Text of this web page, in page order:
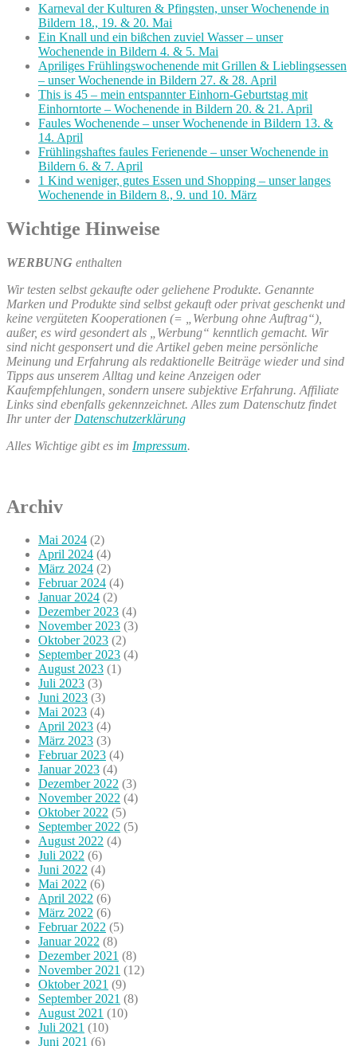
Karneval der Kulturen & Pfingsten, unser Wochenende in
Bildern 18., 19. & 20. Mai
Ein Knall und ein bißchen zuviel Wasser – unser
Wochenende in Bildern 4. & 5. Mai
Apriliges Frühlingswochenende mit Grillen & Lieblingsessen
– unser Wochenende in Bildern 27. & 28. April
This is 45 – mein entspannter Einhorn-Geburtstag mit
Einhorntorte – Wochenende in Bildern 20. & 21. April
Faules Wochenende – unser Wochenende in Bildern 13. &
14. April
Frühlingshaftes faules Ferienende – unser Wochenende in
Bildern 6. & 7. April
1 Kind weniger, gutes Essen und Shopping – unser langes
Wochenende in Bildern 8., 9. und 10. März
Wichtige Hinweise
WERBUNG enthalten
Wir testen selbst gekaufte oder geliehene Produkte. Genannte
Marken und Produkte sind selbst gekauft oder privat geschenkt und
keine vergüteten Kooperationen (= „Werbung ohne Auftrag“),
außer, es wird gesondert als „Werbung“ kenntlich gemacht. Wir
sind nicht gesponsert und die Artikel geben meine persönliche
Meinung und Erfahrung als redaktionelle Beiträge wieder und sind
Tipps aus unserem Alltag und keine Anzeigen oder
Kaufempfehlungen, sondern unsere subjektive Erfahrung. Affiliate
Links sind ebenfalls gekennzeichnet. Alles zum Datenschutz findet
Ihr unter der Datenschutzerklärung
Alles Wichtige gibt es im Impressum.
Archiv
Mai 2024 (2)
April 2024 (4)
März 2024 (2)
Februar 2024 (4)
Januar 2024 (2)
Dezember 2023 (4)
November 2023 (3)
Oktober 2023 (2)
September 2023 (4)
August 2023 (1)
Juli 2023 (3)
Juni 2023 (3)
Mai 2023 (4)
April 2023 (4)
März 2023 (3)
Februar 2023 (4)
Januar 2023 (4)
Dezember 2022 (3)
November 2022 (4)
Oktober 2022 (5)
September 2022 (5)
August 2022 (4)
Juli 2022 (6)
Juni 2022 (4)
Mai 2022 (6)
April 2022 (6)
März 2022 (6)
Februar 2022 (5)
Januar 2022 (8)
Dezember 2021 (8)
November 2021 (12)
Oktober 2021 (9)
September 2021 (8)
August 2021 (10)
Juli 2021 (10)
Juni 2021 (6)